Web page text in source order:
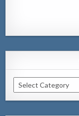
Categorianan